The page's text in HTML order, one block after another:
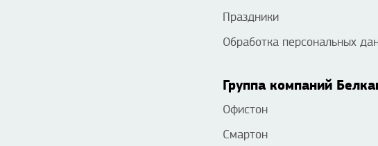
Праздники
Обработка персональных
Группа компаний
Офистон
Смартон